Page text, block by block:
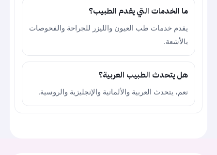
ما الخدمات التي يقدم الطبيب؟
يقدم خدمات طب العيون والليزر للجراحة والفحوصات
بالأشعة.
هل يتحدث الطبيب العربية؟
نعم، يتحدث العربية والألمانية والإنجليزية والروسية.